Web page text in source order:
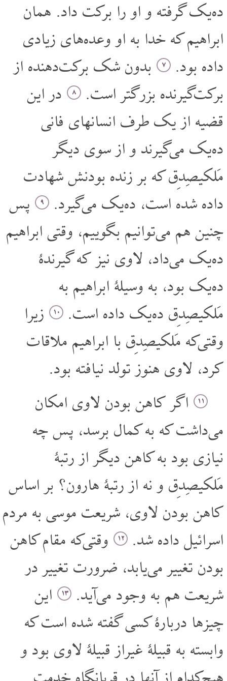
ده‌یک گرفته و او را برکت داد. همان
ابراهیم که خدا به او وعده‌های زیادی
داده بود.
۷ بدون شک برکت‌دهنده از
برکت‌گیرنده بزرگتر است.
۸ در این
قضیه از یک طرف انسانهای فانی
ده‌یک می‌گیرند و از سوی دیگر
مَلکیصِدِق که بر زنده بودنش شهادت
داده شده است، ده‌یک می‌گیرد.
۹ پس
چنین هم می‌توانیم بگوییم، وقتی ابراهیم
ده‌یک می‌داد، لاوی نیز که گیرندۀ
ده‌یک بود، به وسیلۀ ابراهیم به
مَلکیصِدِق ده‌یک داده است.
۱۰ زیرا
وقتی‌که مَلکیصِدِق با ابراهیم ملاقات
کرد، لاوی هنوز تولد نیافته بود.
۱۱ اگر کاهن بودن لاوی امکان
می‌داشت که به کمال برسد، پس چه
نیازی بود به کاهن دیگر از رتبۀ
مَلکیصِدِق و نه از رتبۀ هارون؟ بر اساس
کاهن بودن لاوی، شریعت موسی به مردم
اسرائیل داده شد.
۱۲ وقتی‌که مقام کاهن
بودن تغییر می‌یابد، ضرورت تغییر در
شریعت هم به وجود می‌آید.
۱۳ این
چیزها دربارۀ کسی گفته شده است که
وابسته به قبیلۀ غیر‌از قبیلۀ لاوی بود و